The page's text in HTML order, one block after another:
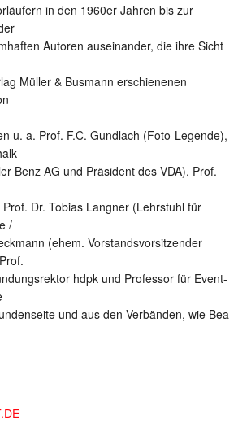
in den 1960er Jahren bis zur
Autoren auseinander, die ihre Sicht
Müller & Busmann erschienenen
u. a. Prof. F.C. Gundlach (Foto-Legende),
Benz AG und Präsident des VDA), Prof.
Dr. Tobias Langner (Lehrstuhl für
/
(ehem. Vorstandsvorsitzender
hdpk und Professor für Event-
und aus den Verbänden, wie Bea